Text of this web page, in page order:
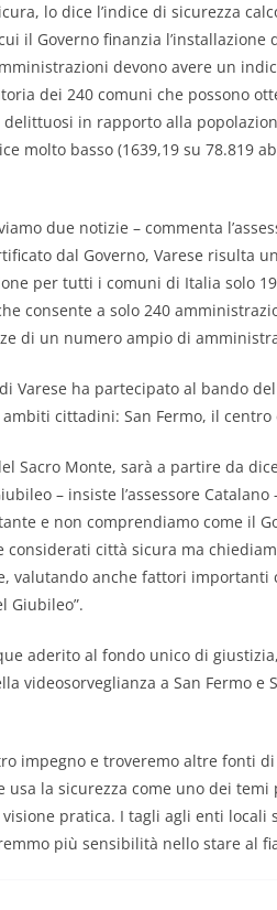
lo dice l’indice di sicurezza
il Governo finanzia
devono avere un
dei 240 comuni che possono
in rapporto alla
molto basso (1639,19 su 78.819
due notizie – commenta
dal Governo, Varese risulta
per tutti i comuni di Italia solo
consente a solo 240
di un numero ampio di
Varese ha partecipato al bando
cittadini: San Fermo, il centro
Sacro Monte, sarà a partire da
– insiste l’assessore
e non comprendiamo come il
considerati città sicura ma
valutando anche fattori
Giubileo”.
aderito al fondo unico di
videosorveglianza a San Fermo e
impegno e troveremo altre fonti di
usa la sicurezza come uno dei
pratica. I tagli agli enti locali
più sensibilità nello stare al